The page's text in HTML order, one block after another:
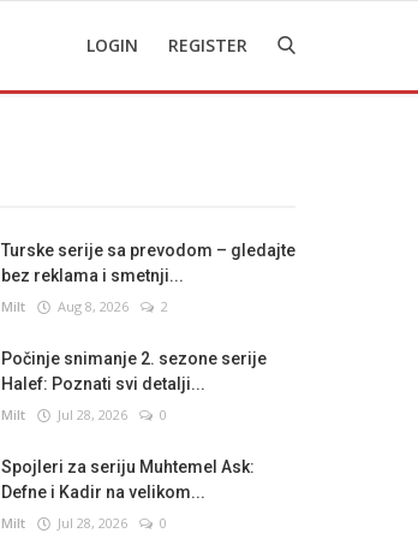
LOGIN REGISTER
Turske serije sa prevodom – gledajte
bez reklama i smetnji...
Milt Aug 8, 2026 2
Počinje snimanje 2. sezone serije
Halef: Poznati svi detalji...
Milt Jul 28, 2026 0
Spojleri za seriju Muhtemel Ask:
Defne i Kadir na velikom...
Milt Jul 28, 2026 0